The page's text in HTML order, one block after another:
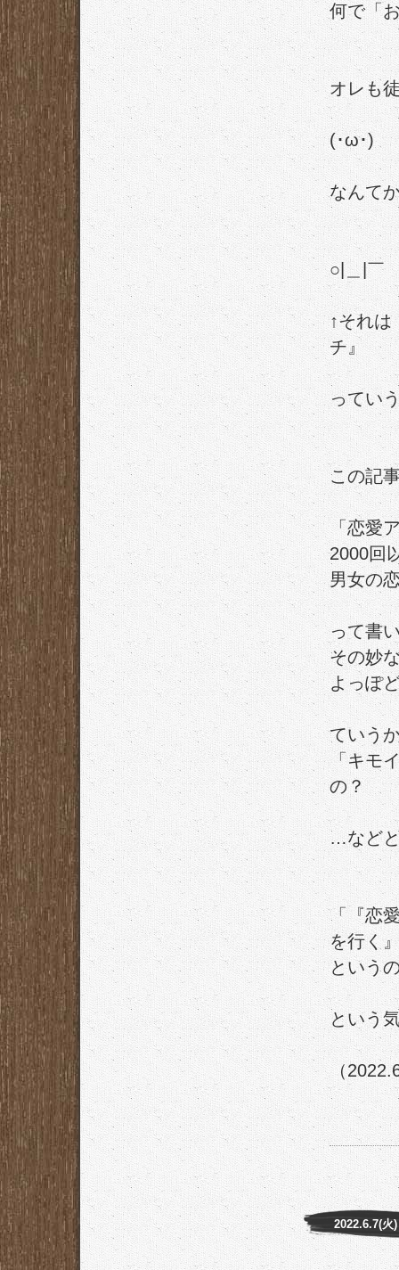
何で「
オレも
(･ω･)ゞ
なんて
○|＿|￣
↑それは
チ』
ってい
この記
「恋愛
2000回
男女の
って書
その妙
よっぽ
ていう
「キモ
の？
…など
「『恋
を行く
という
という
（
2022.6.7(火)